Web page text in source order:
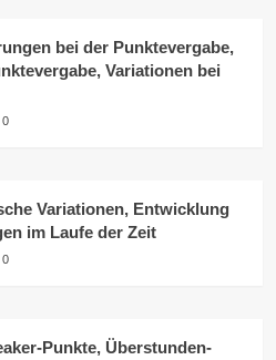
bei der Punktevergabe,
Variationen bei
0
Variationen, Entwicklung
im Laufe der Zeit
0
Punkte, Überstunden-